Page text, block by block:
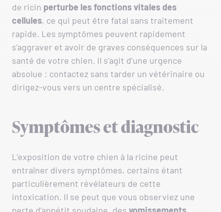
de ricin perturbe les fonctions vitales des
cellules, ce qui peut être fatal sans traitement
rapide. Les symptômes peuvent rapidement
s’aggraver et avoir de graves conséquences sur la
santé de votre chien. Il s’agit d’une urgence
absolue : contactez sans tarder un vétérinaire ou
dirigez-vous vers un centre spécialisé.
Symptômes et diagnostic
L’exposition de votre chien à la ricine peut
entraîner divers symptômes, certains étant
particulièrement révélateurs de cette
intoxication. Il se peut que vous observiez une